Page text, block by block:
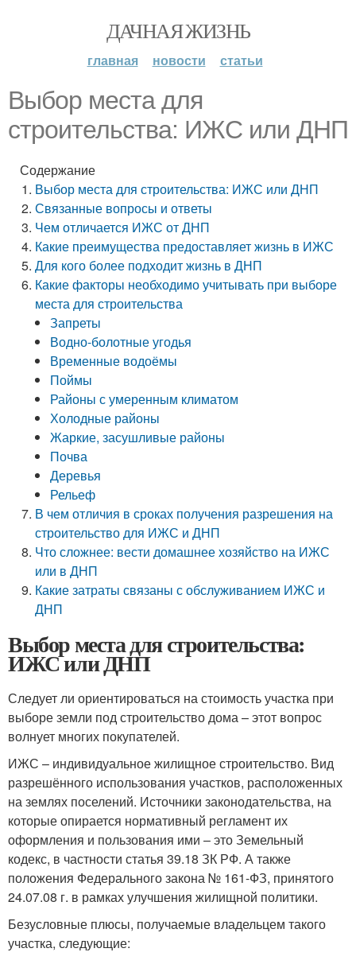
ДАЧНАЯ ЖИЗНЬ
главная новости статьи
Выбор места для
строительства: ИЖС или ДНП
Содержание
Выбор места для строительства: ИЖС или ДНП
Связанные вопросы и ответы
Чем отличается ИЖС от ДНП
Какие преимущества предоставляет жизнь в ИЖС
Для кого более подходит жизнь в ДНП
Какие факторы необходимо учитывать при выборе
места для строительства
Запреты
Водно-болотные угодья
Временные водоёмы
Поймы
Районы с умеренным климатом
Холодные районы
Жаркие, засушливые районы
Почва
Деревья
Рельеф
В чем отличия в сроках получения разрешения на
строительство для ИЖС и ДНП
Что сложнее: вести домашнее хозяйство на ИЖС
или в ДНП
Какие затраты связаны с обслуживанием ИЖС и
ДНП
Выбор места для строительства:
ИЖС или ДНП
Следует ли ориентироваться на стоимость участка при
выборе земли под строительство дома – этот вопрос
волнует многих покупателей.
ИЖС – индивидуальное жилищное строительство. Вид
разрешённого использования участков, расположенных
на землях поселений. Источники законодательства, на
которые опирается нормативный регламент их
оформления и пользования ими – это Земельный
кодекс, в частности статья 39.18 ЗК РФ. А также
положения Федерального закона № 161-ФЗ, принятого
24.07.08 г. в рамках улучшения жилищной политики.
Безусловные плюсы, получаемые владельцем такого
участка, следующие: